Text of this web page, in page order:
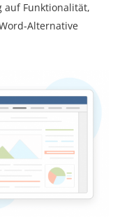
auf Funktionalität,
Alternative